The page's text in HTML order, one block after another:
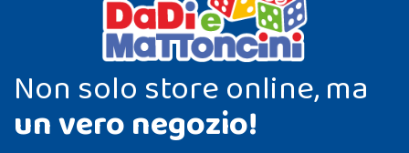
Non solo store online, ma
un vero negozio!